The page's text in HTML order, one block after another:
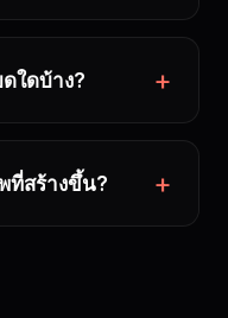
ใดบ้าง?
ที่สร้างขึ้น?